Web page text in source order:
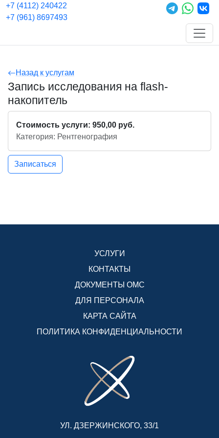
+7 (4112) 240422
+7 (961) 8697493
Назад к услугам
Запись исследования на flash-
накопитель
Стоимость услуги: 950,00 руб.
Категория: Рентгенография
Записаться
УСЛУГИ
КОНТАКТЫ
ДОКУМЕНТЫ ОМС
ДЛЯ ПЕРСОНАЛА
КАРТА САЙТА
ПОЛИТИКА КОНФИДЕНЦИАЛЬНОСТИ
УЛ. ДЗЕРЖИНСКОГО, 33/1